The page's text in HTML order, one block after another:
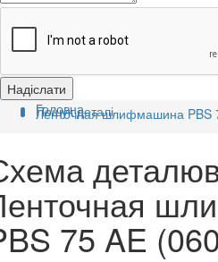
Головна
Пошук деталі
Ленточная шлифмашина PBS
75 AE